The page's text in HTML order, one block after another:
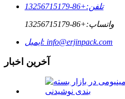
تلفن:+86-13256715179
واتساپ:+86-13256715179
ایمیل: info@erjinpack.com
آخرین اخبار